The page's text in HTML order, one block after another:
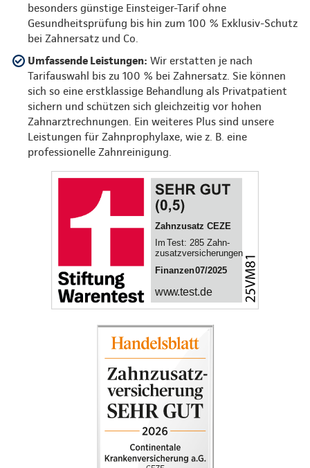
besonders günstige Einsteiger-Tarif ohne
Gesundheitsprüfung bis hin zum 100 % Exklusiv-Schutz
bei Zahnersatz und Co.
Umfassende Leistungen: Wir erstatten je nach
Tarifauswahl bis zu 100 % bei Zahnersatz. Sie können
sich so eine erstklassige Behandlung als Privatpatient
sichern und schützen sich gleichzeitig vor hohen
Zahnarztrechnungen. Ein weiteres Plus sind unsere
Leistungen für Zahnprophylaxe, wie z. B. eine
professionelle Zahnreinigung.